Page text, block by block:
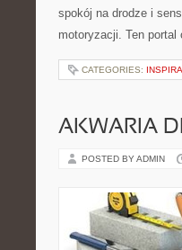
spokój na drodze i
motoryzacji. Ten
CATEGORIES:
AKWARIA
POSTED BY ADMIN